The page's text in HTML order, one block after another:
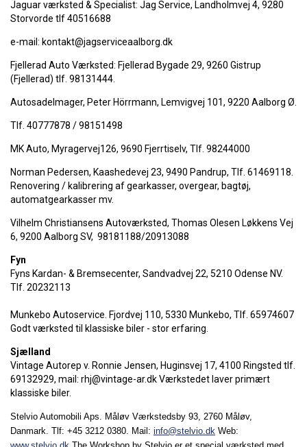
Jaguar værksted & Specialist: Jag Service, Landholmvej 4, 9280
Storvorde tlf 40516688
e-mail: kontakt@jagserviceaalborg.dk
Fjellerad Auto Værksted: Fjellerad Bygade 29, 9260 Gistrup
(Fjellerad) tlf. 98131444.
Autosadelmager, Peter Hörrmann, Lemvigvej 101, 9220 Aalborg Ø.
Tlf. 40777878 / 98151498
MK Auto, Myragervej126, 9690 Fjerrtiselv, Tlf. 98244000
Norman Pedersen, Kaashedevej 23, 9490 Pandrup, Tlf. 61469118.
Renovering / kalibrering af gearkasser, overgear, bagtøj,
automatgearkasser mv.
Vilhelm Christiansens Autoværksted, Thomas Olesen Løkkens Vej
6, 9200 Aalborg SV, 98181188/20913088
Fyn
Fyns Kardan- & Bremsecenter, Sandvadvej 22, 5210 Odense NV.
Tlf. 20232113
Munkebo Autoservice. Fjordvej 110, 5330 Munkebo, Tlf. 65974607
Godt værksted til klassiske biler - stor erfaring.
Sjælland
Vintage Autorep v. Ronnie Jensen, Huginsvej 17, 4100 Ringsted tlf.
69132929, mail: rhj@vintage-ar.dk Værkstedet laver primært
klassiske biler.
Stelvio Automobili Aps. Måløv Værkstedsby 93, 2760 Måløv,
Danmark. Tlf: +45 3212 0380. Mail: info@stelvio.dk Web: